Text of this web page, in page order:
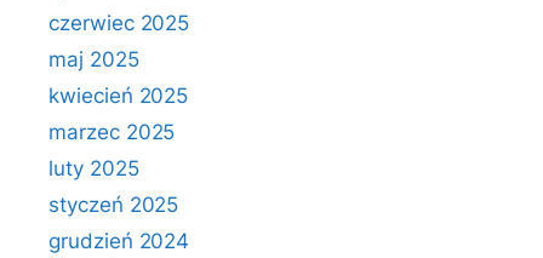
czerwiec 2025
maj 2025
kwiecień 2025
marzec 2025
luty 2025
styczeń 2025
grudzień 2024